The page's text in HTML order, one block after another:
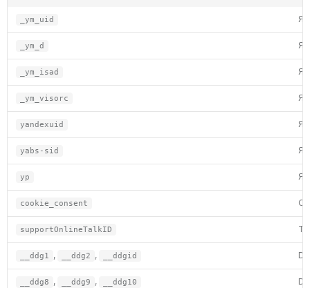
_ym_uid
_ym_d
_ym_isad
_ym_visorc
yandexuid
yabs-sid
yp
cookie_consent
supportOnlineTalkID
__ddg1 , __ddg2 , __ddgid
__ddg8 , __ddg9 , __ddg10